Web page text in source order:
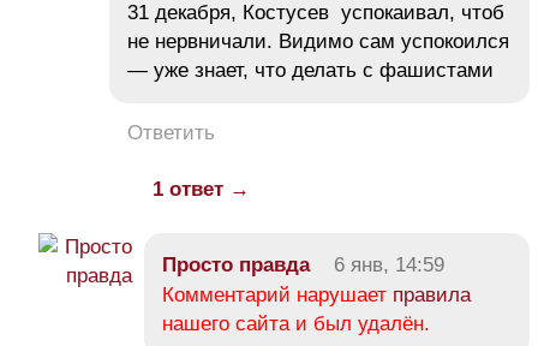
31 декабря, Костусев успокаивал, чтоб
не нервничали. Видимо сам успокоился
— уже знает, что делать с фашистами
Ответить
1 ответ →
Просто правда
6 янв, 14:59
Комментарий нарушает правила
нашего сайта и был удалён.